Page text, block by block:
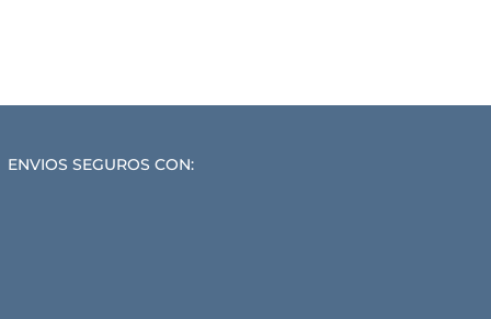
ENVIOS SEGUROS CON: